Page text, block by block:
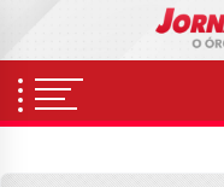
content